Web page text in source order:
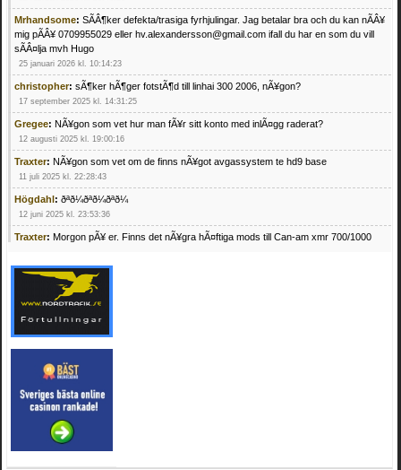
Mrhandsome: SÃÂ¶ker defekta/trasiga fyrhjulingar. Jag betalar bra och du kan nÃÂ¥
mig pÃÂ¥ 0709955029 eller hv.alexandersson@gmail.com ifall du har en som du vill
sÃÂ¤lja mvh Hugo
25 januari 2026 kl. 10:14:23
christopher: sÃ¶ker hÃ¶ger fotstÃ¶d till linhai 300 2006, nÃ¥gon?
17 september 2025 kl. 14:31:25
Gregee: NÃ¥gon som vet hur man fÃ¥r sitt konto med inlÃ¤gg raderat?
12 augusti 2025 kl. 19:00:16
Traxter: NÃ¥gon som vet om de finns nÃ¥got avgassystem te hd9 base
11 juli 2025 kl. 22:28:43
Högdahl: ðªð¼ðªð¼ðªð¼
12 juni 2025 kl. 23:53:36
Traxter: Morgon pÃ¥ er. Finns det nÃ¥gra hÃ¤ftiga mods till Can-am xmr 700/1000
Mrhandsome:SÃ¶ker defekta/trasiga fyrhjulingar. Jag betalar bra och du kan nÃ¥ mig
pÃ¥ 0709955029 eller hv.alexandersson@gmail.com ifall du har en som du vill sÃ¤lja
mvh Hugo
21 februari 2025 kl. 09:25:52
Oscar5:NÃ¥gon som vet vad man kan begÃ¤ra fÃ¶r en Honda TRX 350 FE 2005
4 februari 2025 kl. 19:20:50
Oscar5:44
4 februari 2025 kl. 19:15:36
Greger59:NÃ¤gon som vet har en Cetek 500 EFI
15 januari 2025 kl. 23:49:44
Mrhandsome:SÃÂ¶ker defekta/trasiga fyrhjulingar. Jag betalar bra och du kan nÃÂ¥